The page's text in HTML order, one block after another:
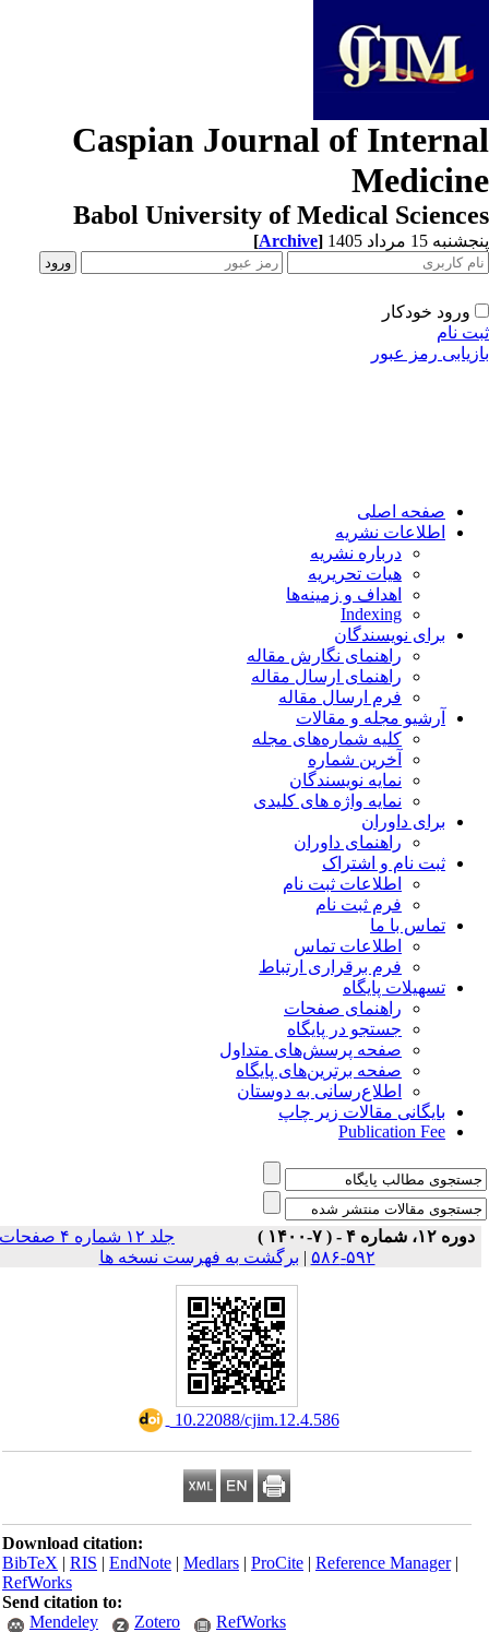
Caspian Journal of
Babol University of Medical
15 مرداد 1405 [Archive]
ورود خودکار
نام
رمز عبور
صفحه اصلی
اطلاعات نشریه
درباره نشریه
هیات تحریریه
اهداف و زمینه‌ها
Indexing
برای نویسندگان
راهنمای نگارش مقاله
راهنمای ارسال مقاله
فرم ارسال مقاله
آرشیو مجله و مقالات
کلیه شماره‌های مجله
آخرین شماره
نمایه نویسندگان
نمایه واژه های کلیدی
برای داوران
راهنمای داوران
ثبت نام و اشتراک
اطلاعات ثبت نام
فرم ثبت نام
تماس با ما
اطلاعات تماس
فرم برقراری ارتباط
تسهیلات پایگاه
راهنمای صفحات
جستجو در پایگاه
صفحه پرسش‌های متداول
صفحه برترین‌های پایگاه
اطلاع‌رسانی به دوستان
بایگانی مقالات زیر چاپ
Publication Fee
دوره ۱۲، شماره ۴ - ( ۷-۱۴۰۰ )
جلد ۱۲ شماره ۴ صفحات
۵۹۲-۵۸۶
|برگشت به فهرست نسخه ها
‎ 10.22088/cjim.12.4.586
Download citation:
BibTeX|RIS|EndNote|Medlars|ProCite|Reference Manager
RefWorks
Send citation to:
Mendeley
Zotero RefWorks